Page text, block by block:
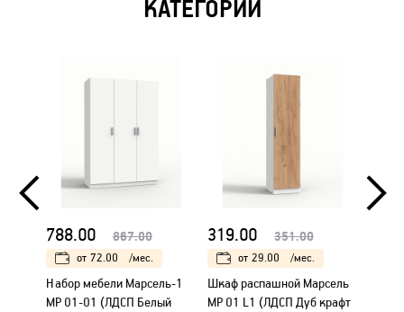
КАТЕГОРИИ
788.00 867.00
от 72.00 /мес.
Набор мебели Марсель-1
МР 01-01 (ЛДСП Белый
319.00 351.00
от 29.00 /мес.
Шкаф распашной Марсель
МР 01 L1 (ЛДСП Дуб крафт